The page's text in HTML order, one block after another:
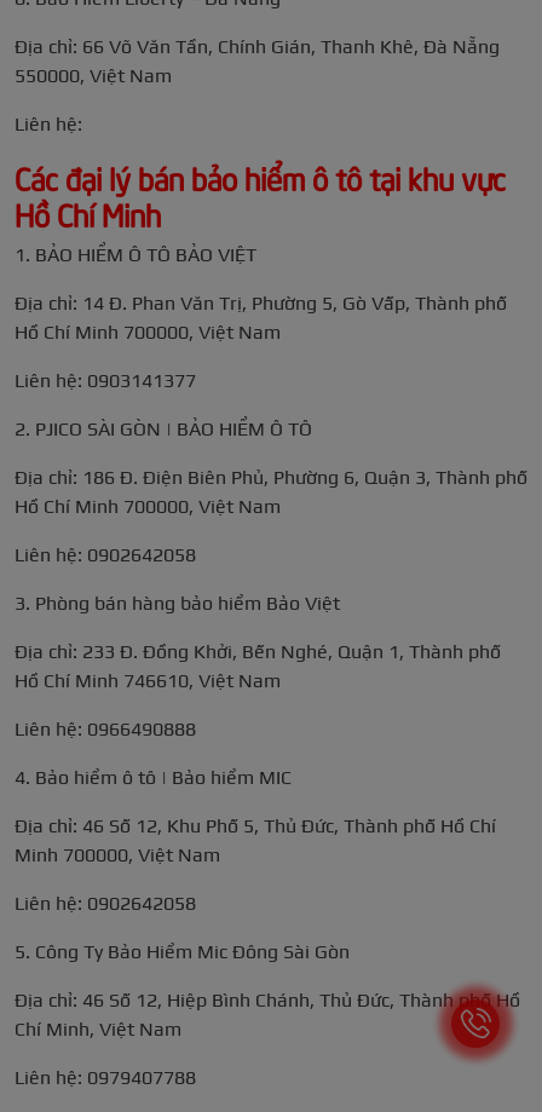
Địa chỉ: 66 Võ Văn Tần, Chính Gián, Thanh Khê, Đà Nẵng
550000, Việt Nam
Liên hệ:
Các đại lý bán bảo hiểm ô tô tại khu vực
Hồ Chí Minh
1. BẢO HIỂM Ô TÔ BẢO VIỆT
Địa chỉ: 14 Đ. Phan Văn Trị, Phường 5, Gò Vấp, Thành phố
Hồ Chí Minh 700000, Việt Nam
Liên hệ: 0903141377
2. PJICO SÀI GÒN | BẢO HIỂM Ô TÔ
Địa chỉ: 186 Đ. Điện Biên Phủ, Phường 6, Quận 3, Thành phố
Hồ Chí Minh 700000, Việt Nam
Liên hệ: 0902642058
3. Phòng bán hàng bảo hiểm Bảo Việt
Địa chỉ: 233 Đ. Đồng Khởi, Bến Nghé, Quận 1, Thành phố
Hồ Chí Minh 746610, Việt Nam
Liên hệ: 0966490888
4. Bảo hiểm ô tô | Bảo hiểm MIC
Địa chỉ: 46 Số 12, Khu Phố 5, Thủ Đức, Thành phố Hồ Chí
Minh 700000, Việt Nam
Liên hệ: 0902642058
5. Công Ty Bảo Hiểm Mic Đông Sài Gòn
Địa chỉ: 46 Số 12, Hiệp Bình Chánh, Thủ Đức, Thành phố Hồ
Chí Minh, Việt Nam
Liên hệ: 0979407788